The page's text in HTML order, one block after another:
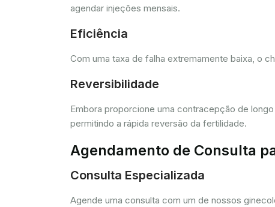
agendar injeções mensais.
Eficiência
Com uma taxa de falha extremamente baixa, o
Reversibilidade
Embora proporcione uma contracepção de
permitindo a rápida reversão da fertilidade.
Agendamento de Consulta
Consulta Especializada
Agende uma consulta com um de nossos